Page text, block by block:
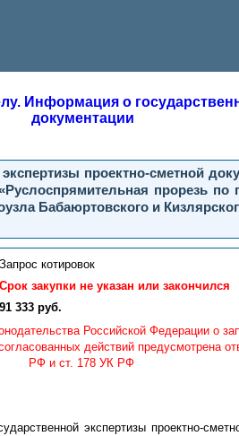
Информация о
документации
проектно-сметной
прорезь
Бабаюртовского и
Запрос котировок
Срок закупки не указан или закончился
91 333 руб.
Российской Федерации о
действий предусмотрена
РФ и ст. 178 УК РФ
экспертизы проектно-